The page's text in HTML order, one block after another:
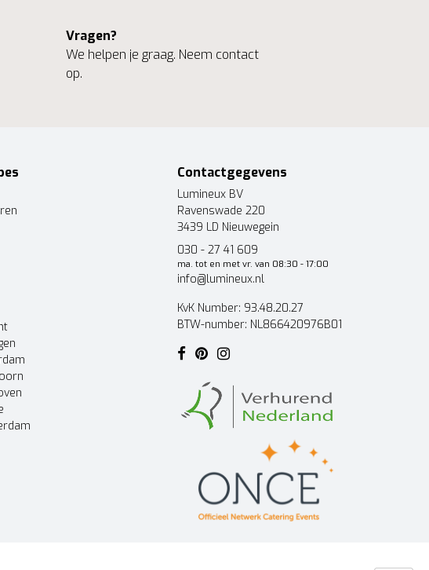
Vragen?
We helpen je graag. Neem contact
op.
Contactgegevens
Lumineux BV
Ravenswade 220
3439 LD Nieuwegein
030 - 27 41 609
ma. tot en met vr. van 08:30 - 17:00
info@lumineux.nl
KvK Number: 93.48.20.27
BTW-number: NL866420976B01